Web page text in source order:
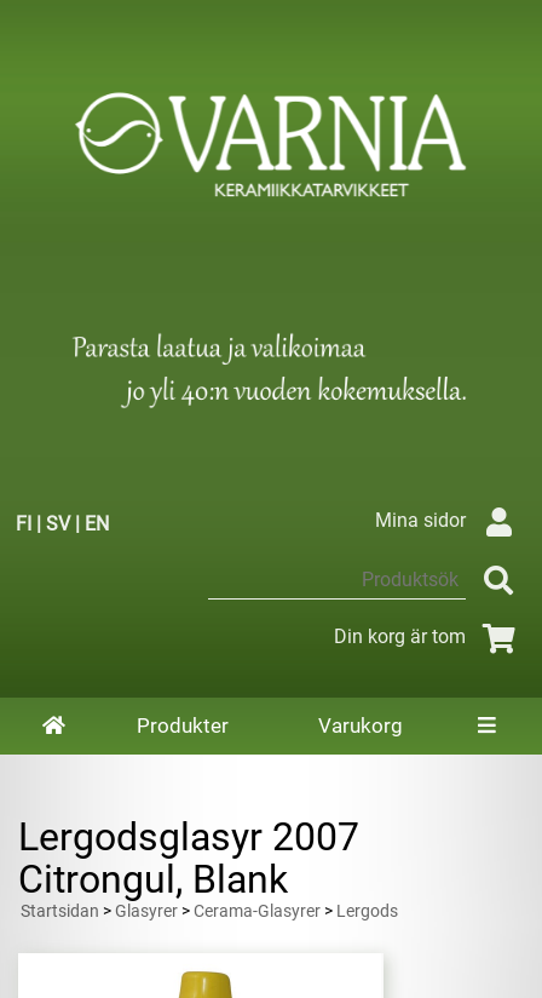
FI | SV| EN Mina sidor
Din korg är tom
Produkter Varukorg
Lergodsglasyr 2007
Citrongul, Blank
Startsidan >Glasyrer >Cerama-Glasyrer > Lergods